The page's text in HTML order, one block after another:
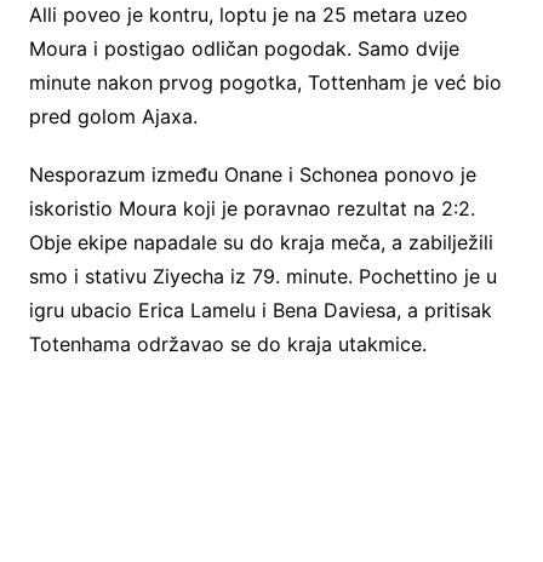
Alli poveo je kontru, loptu je na 25 metara uzeo
Moura i postigao odličan pogodak. Samo dvije
minute nakon prvog pogotka, Tottenham je već bio
pred golom Ajaxa.
Nesporazum između Onane i Schonea ponovo je
iskoristio Moura koji je poravnao rezultat na 2:2.
Obje ekipe napadale su do kraja meča, a zabilježili
smo i stativu Ziyecha iz 79. minute. Pochettino je u
igru ubacio Erica Lamelu i Bena Daviesa, a pritisak
Totenhama održavao se do kraja utakmice.